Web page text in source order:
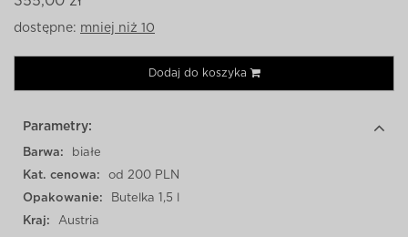
dostępne: mniej niż 10
Dodaj do koszyka
Parametry:
Barwa:
białe
Kat. cenowa:
od 200 PLN
Opakowanie:
Butelka 1,5 l
Kraj:
Austria